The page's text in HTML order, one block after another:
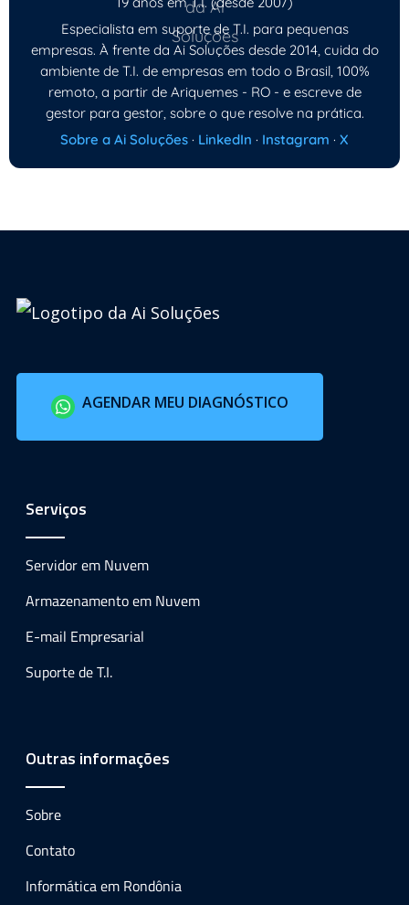
Especialista em suporte de T.I. para pequenas
empresas. À frente da Ai Soluções desde 2014, cuida do
ambiente de T.I. de empresas em todo o Brasil, 100%
remoto, a partir de Ariquemes - RO - e escreve de
gestor para gestor, sobre o que resolve na prática.
Sobre a Ai Soluções · LinkedIn · Instagram · X
AGENDAR MEU DIAGNÓSTICO
Serviços
Servidor em Nuvem
Armazenamento em Nuvem
E-mail Empresarial
Suporte de T.I.
Outras informações
Sobre
Contato
Informática em Rondônia